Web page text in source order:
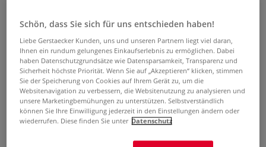
Schön, dass Sie sich für uns entschieden haben!
Liebe Gerstaecker Kunden, uns und unseren Partnern liegt viel daran,
Ihnen ein rundum gelungenes Einkaufserlebnis zu ermöglichen. Dabei
haben Datenschutzgrundsätze wie Datensparsamkeit, Transparenz und
Sicherheit höchste Priorität. Wenn Sie auf „Akzeptieren“ klicken, stimmen
Sie der Speicherung von Cookies auf Ihrem Gerät zu, um die
Websitenavigation zu verbessern, die Websitenutzung zu analysieren und
unsere Marketingbemühungen zu unterstützen. Selbstverständlich
können Sie Ihre Einwilligung jederzeit in den Einstellungen ändern oder
wiederrufen. Diese finden Sie unter Datenschutz